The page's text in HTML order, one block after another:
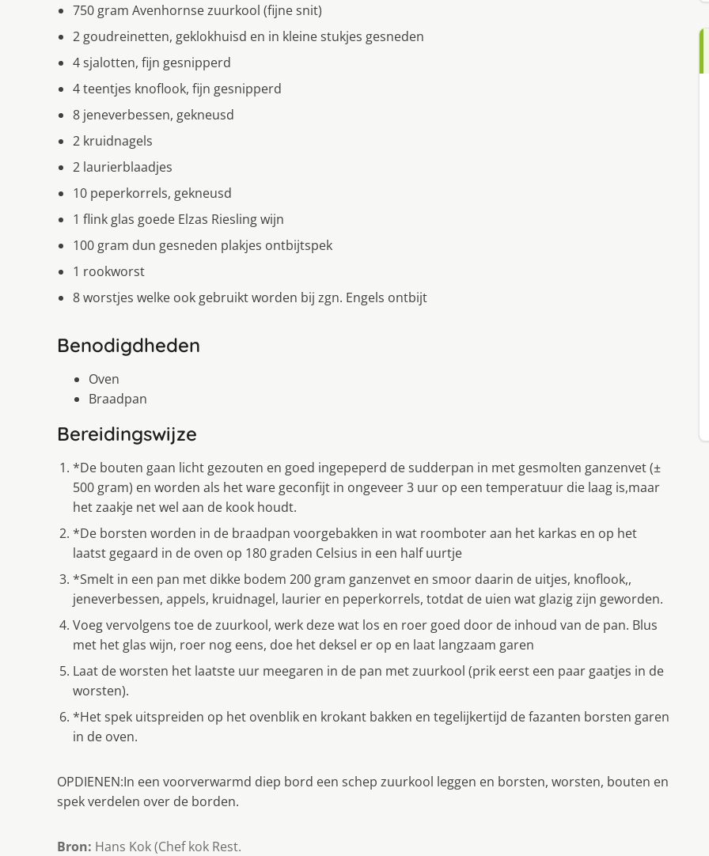
750 gram Avenhornse zuurkool (fijne snit)
2 goudreinetten, geklokhuisd en in kleine stukjes gesneden
4 sjalotten, fijn gesnipperd
4 teentjes knoflook, fijn gesnipperd
8 jeneverbessen, gekneusd
2 kruidnagels
2 laurierblaadjes
10 peperkorrels, gekneusd
1 flink glas goede Elzas Riesling wijn
100 gram dun gesneden plakjes ontbijtspek
1 rookworst
8 worstjes welke ook gebruikt worden bij zgn. Engels ontbijt
Benodigdheden
Oven
Braadpan
Bereidingswijze
*De bouten gaan licht gezouten en goed ingepeperd de sudderpan in met gesmolten ganzenvet (±
500 gram) en worden als het ware geconfijt in ongeveer 3 uur op een temperatuur die laag is,maar
het zaakje net wel aan de kook houdt.
*De borsten worden in de braadpan voorgebakken in wat roomboter aan het karkas en op het
laatst gegaard in de oven op 180 graden Celsius in een half uurtje
*Smelt in een pan met dikke bodem 200 gram ganzenvet en smoor daarin de uitjes, knoflook,,
jeneverbessen, appels, kruidnagel, laurier en peperkorrels, totdat de uien wat glazig zijn geworden.
Voeg vervolgens toe de zuurkool, werk deze wat los en roer goed door de inhoud van de pan. Blus
met het glas wijn, roer nog eens, doe het deksel er op en laat langzaam garen
Laat de worsten het laatste uur meegaren in de pan met zuurkool (prik eerst een paar gaatjes in de
worsten).
*Het spek uitspreiden op het ovenblik en krokant bakken en tegelijkertijd de fazanten borsten garen
in de oven.
OPDIENEN:In een voorverwarmd diep bord een schep zuurkool leggen en borsten, worsten, bouten en
spek verdelen over de borden.
Bron: Hans Kok (Chef kok Rest.